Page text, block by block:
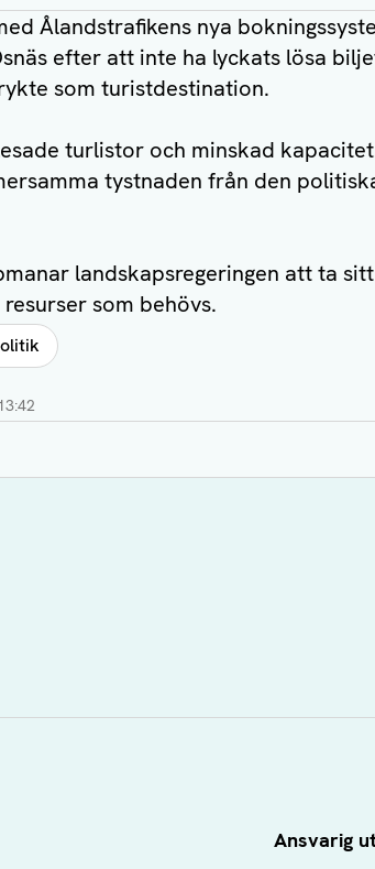
Ålandstrafikens nya
efter att inte ha lyckats lösa
som turistdestination.
turlistor och minskad
tystnaden från den
landskapsregeringen att ta
som behövs.
Ansvarig